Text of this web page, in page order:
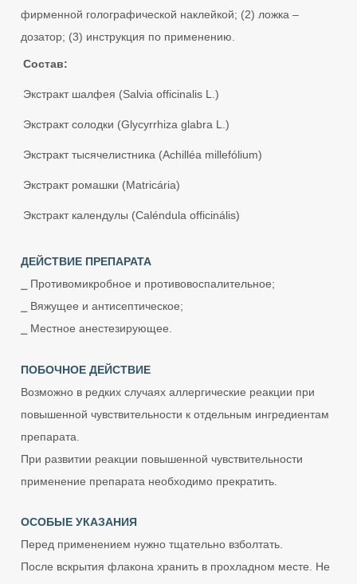
фирменной голографической наклейкой; (2) ложка –
дозатор; (3) инструкция по применению.
Состав:
Экстракт шалфея (Salvia officinalis L.)
Экстракт солодки (Glycyrrhiza glabra L.)
Экстракт тысячелистника (Achilléa millefólium)
Экстракт ромашки (Matricária)
Экстракт календулы (Caléndula officinális)
ДЕЙСТВИЕ ПРЕПАРАТА
⎯ Противомикробное и противовоспалительное;
⎯ Вяжущее и антисептическое;
⎯ Местное анестезирующее.
ПОБОЧНОЕ ДЕЙСТВИЕ
Возможно в редких случаях аллергические реакции при
повышенной чувствительности к отдельным ингредиентам
препарата.
При развитии реакции повышенной чувствительности
применение препарата необходимо прекратить.
ОСОБЫЕ УКАЗАНИЯ
Перед применением нужно тщательно взболтать.
После вскрытия флакона хранить в прохладном месте. Не